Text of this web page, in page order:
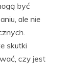
być
ale nie
skutki
czy jest